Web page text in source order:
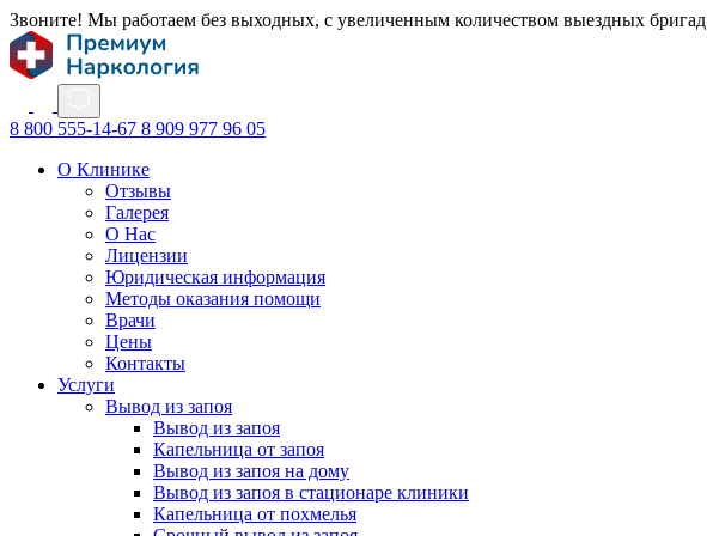
Звоните! Мы работаем без выходных, с увеличенным количеством выездных бригад
8 800 555-14-67 8 909 977 96 05
О Клинике
Отзывы
Галерея
О Нас
Лицензии
Юридическая информация
Методы оказания помощи
Врачи
Цены
Контакты
Услуги
Вывод из запоя
Вывод из запоя
Капельница от запоя
Вывод из запоя на дому
Вывод из запоя в стационаре клиники
Капельница от похмелья